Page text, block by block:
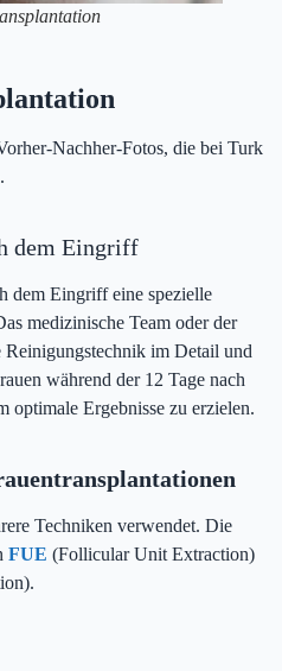
Nachher-Fotos, die bei Turk
dem Eingriff
dem Eingriff eine spezielle
medizinische Team oder der
Reinigungstechnik im Detail und
während der 12 Tage nach
optimale Ergebnisse zu erzielen.
Techniken verwendet. Die
FUE (Follicular Unit Extraction)